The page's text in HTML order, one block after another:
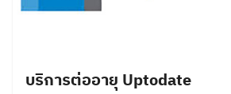
บริการต่ออายุ Uptodate